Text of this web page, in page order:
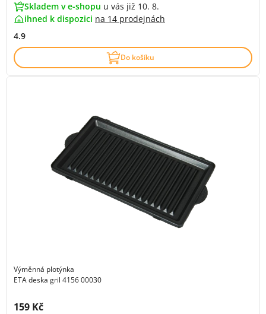
Skladem v e-shopu u vás již 10. 8.
ihned k dispozici na 14 prodejnách
4.9
Do košíku
Výměnná plotýnka
ETA deska gril 4156 00030
Cena s DPH:
159 Kč